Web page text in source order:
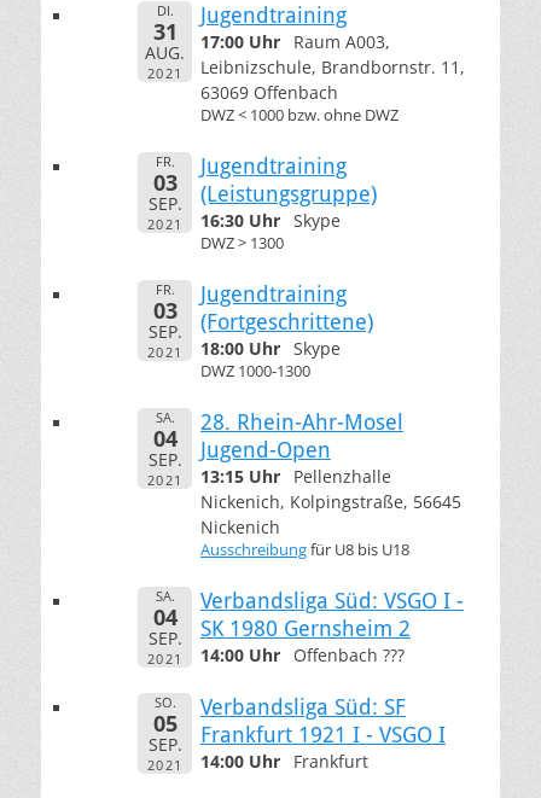
DI.
31
AUG.
2021
Jugendtraining
17:00 Uhr
Raum A003,
Leibnizschule, Brandbornstr. 11,
63069 Offenbach
DWZ < 1000 bzw. ohne DWZ
FR.
03
SEP.
2021
Jugendtraining
(Leistungsgruppe)
16:30 Uhr Skype
DWZ > 1300
FR.
03
SEP.
2021
Jugendtraining
(Fortgeschrittene)
18:00 Uhr Skype
DWZ 1000-1300
SA.
04
SEP.
2021
28. Rhein-Ahr-Mosel
Jugend-Open
13:15 Uhr
Pellenzhalle
Nickenich, Kolpingstraße, 56645
Nickenich
Ausschreibungfür U8 bis U18
SA.
04
SEP.
2021
Verbandsliga Süd: VSGO I -
SK 1980 Gernsheim 2
14:00 Uhr Offenbach ???
SO.
05
SEP.
2021
Verbandsliga Süd: SF
Frankfurt 1921 I - VSGO I
14:00 Uhr Frankfurt